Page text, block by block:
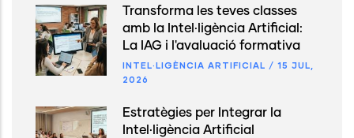
Transforma les teves classes
amb la Intel·ligència Artificial:
La IAG i l'avaluació formativa
INTEL·LIGÈNCIA ARTIFICIAL / 15 JUL,
2026
Estratègies per Integrar la
Intel·ligència Artificial